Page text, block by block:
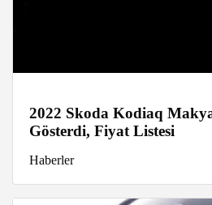
2022 Skoda Kodiaq
Gösterdi, Fiyat Listesi
Haberler